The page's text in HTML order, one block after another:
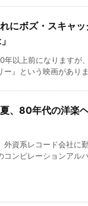
にボズ・スキャ
年以上前になりますが
ー』という映画があり
、80年代の洋楽
外資系レコード会社に
コンピレーションアル